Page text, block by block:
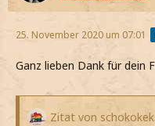
25. November 2020 um 07:01
Ganz lieben Dank für dein
Zitat von